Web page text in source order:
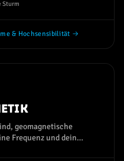
Sturm
& Hochsensibilität →
geomagnetische
Frequenz und dein